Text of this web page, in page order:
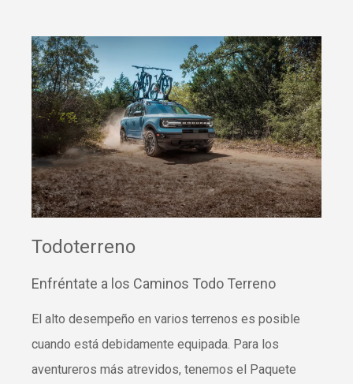
Todoterreno
Enfréntate a los Caminos Todo Terreno
El alto desempeño en varios terrenos es posible
cuando está debidamente equipada. Para los
aventureros más atrevidos, tenemos el Paquete